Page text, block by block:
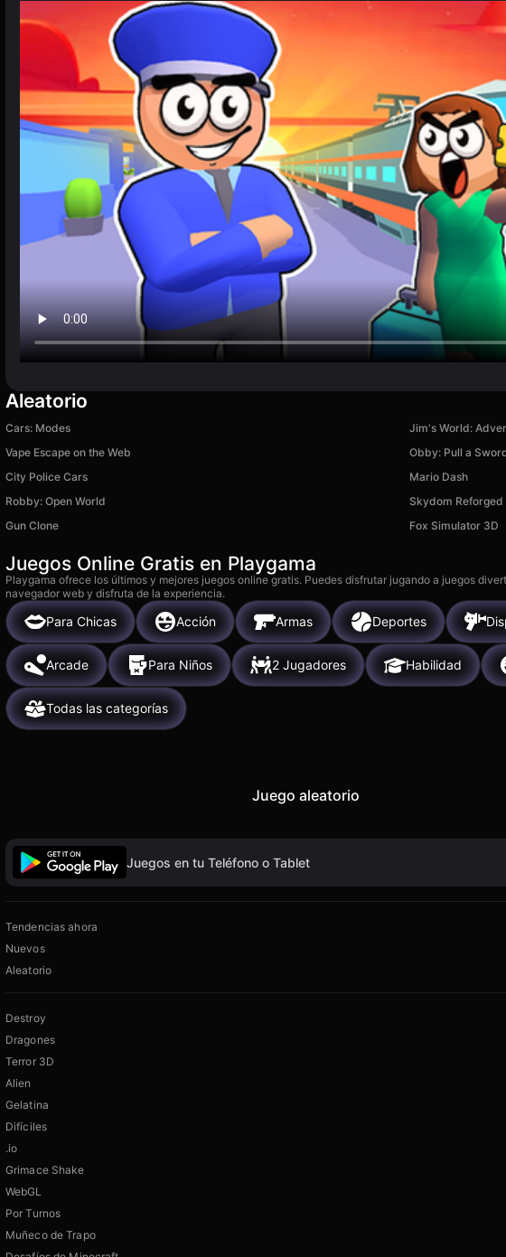
Aleatorio
Cars: Modes Jim's World:
Vape Escape on the Web
Obby: Pull a
City Police Cars
Mario Dash
Robby: Open World
Skydom Reforged
Gun Clone
Fox Simulator 3D
Juegos Online Gratis en Playgama
Playgama ofrece los últimos y mejores juegos online gratis. Puedes disfrutar jugando a juegos
navegador web y disfruta de la experiencia.
Para Chicas Acción Armas Deportes
Arcade Para Niños 2 Jugadores Habilidad
Todas las categorías
Juego aleatorio
Juegos en tu Teléfono o Tablet
Tendencias ahora
Nuevos
Aleatorio
Destroy
Dragones
Terror 3D
Alien
Gelatina
Difíciles
.io
Grimace Shake
WebGL
Por Turnos
Muñeco de Trapo